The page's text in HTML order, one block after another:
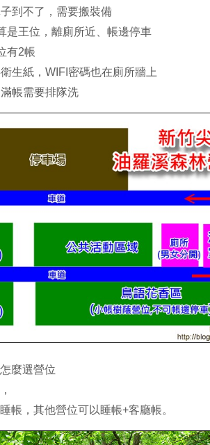
到不了，需要搬裝備
是王位，離廁所近、帳邊停車
有2帳
生紙，WIFI密碼也在廁所牆上
帳需要排隊洗
麼選營位
帳，其他營位可以睡帳+客廳帳。